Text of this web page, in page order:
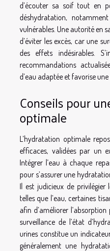
d’écouter sa soif tout en
déshydratation,
vulnérables. Une autorité en
d’éviter les excès, car une
des effets indésirables.
recommandations
d’eau adaptée et favorise
Conseils pour
optimale
L’hydratation optimale
efficaces, validées par un
Intégrer l’eau à chaque
pour s’assurer une
Il est judicieux de privilégier
telles que l’eau, certaines
afin d’améliorer
surveillance de l’état
urines constitue un
généralement une